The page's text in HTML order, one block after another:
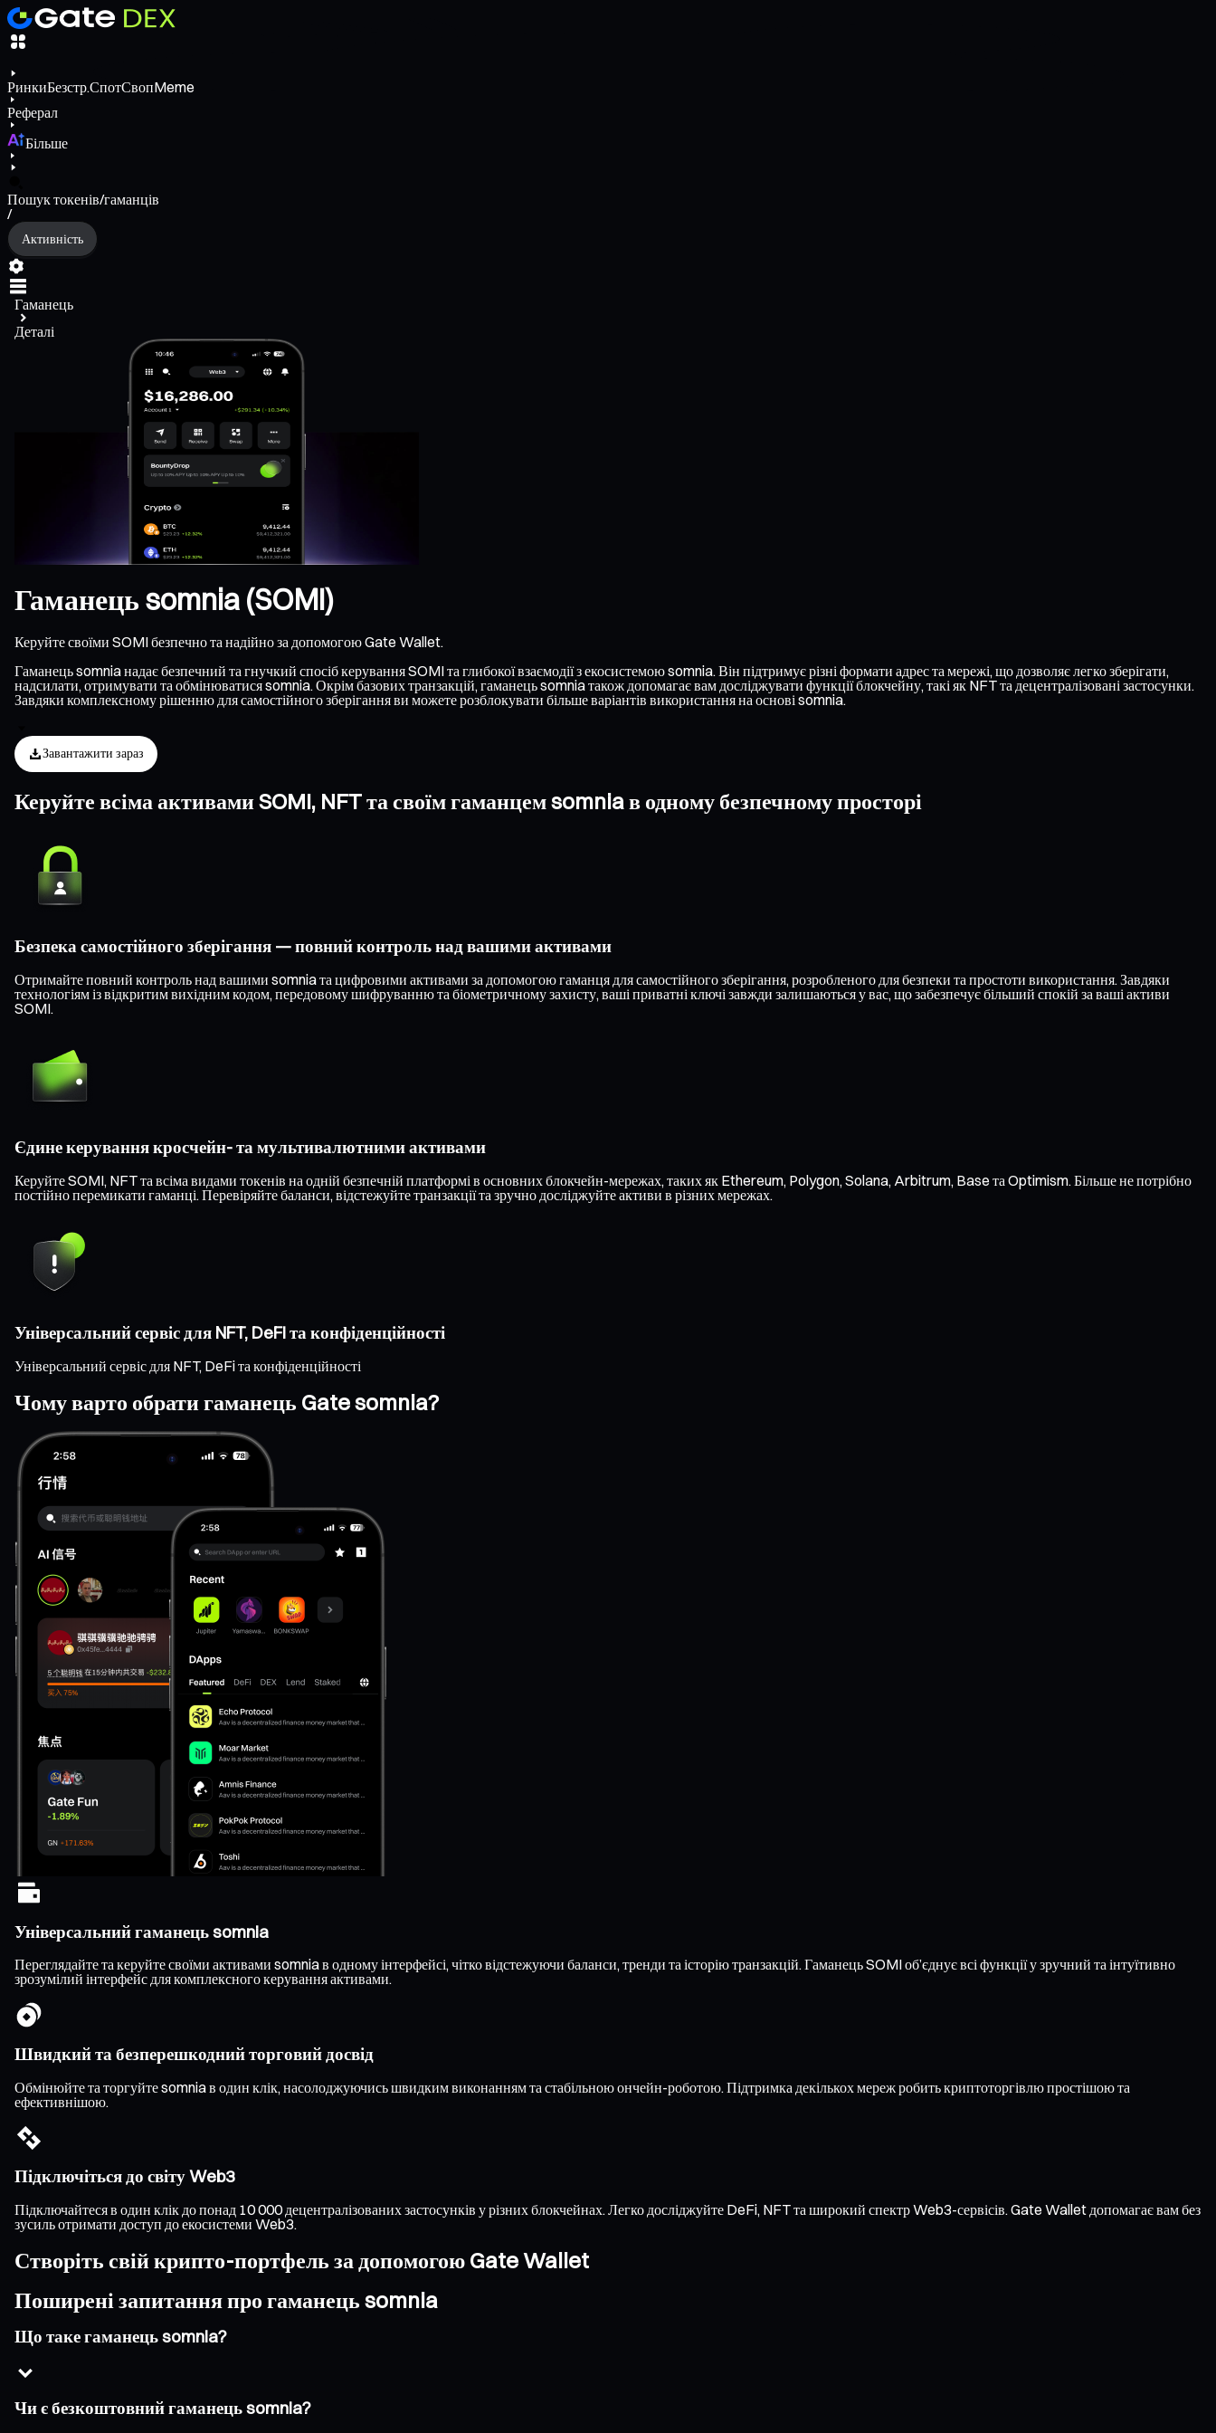
РинкиБезстр.СпотСвопMeme
Реферал
Більше
Пошук токенів/гаманців
/
Активність
Гаманець
Деталі
Гаманець somnia (SOMI)
Керуйте своїми SOMI безпечно та надійно за допомогою Gate Wallet.
Гаманець somnia надає безпечний та гнучкий спосіб керування SOMI та глибокої взаємодії з екосистемою somnia. Він підтримує різні формати адрес та мережі, що дозволяє легко зберігати,
надсилати, отримувати та обмінюватися somnia. Окрім базових транзакцій, гаманець somnia також допомагає вам досліджувати функції блокчейну, такі як NFT та децентралізовані застосунки.
Завдяки комплексному рішенню для самостійного зберігання ви можете розблокувати більше варіантів використання на основі somnia.
Завантажити зараз
Керуйте всіма активами SOMI, NFT та своїм гаманцем somnia в одному безпечному просторі
Безпека самостійного зберігання — повний контроль над вашими активами
Отримайте повний контроль над вашими somnia та цифровими активами за допомогою гаманця для самостійного зберігання, розробленого для безпеки та простоти використання. Завдяки
технологіям із відкритим вихідним кодом, передовому шифруванню та біометричному захисту, ваші приватні ключі завжди залишаються у вас, що забезпечує більший спокій за ваші активи
SOMI.
Єдине керування кросчейн- та мультивалютними активами
Керуйте SOMI, NFT та всіма видами токенів на одній безпечній платформі в основних блокчейн-мережах, таких як Ethereum, Polygon, Solana, Arbitrum, Base та Optimism. Більше не потрібно
постійно перемикати гаманці. Перевіряйте баланси, відстежуйте транзакції та зручно досліджуйте активи в різних мережах.
Універсальний сервіс для NFT, DeFi та конфіденційності
Універсальний сервіс для NFT, DeFi та конфіденційності
Чому варто обрати гаманець Gate somnia?
Універсальний гаманець somnia
Переглядайте та керуйте своїми активами somnia в одному інтерфейсі, чітко відстежуючи баланси, тренди та історію транзакцій. Гаманець SOMI об’єднує всі функції у зручний та інтуїтивно
зрозумілий інтерфейс для комплексного керування активами.
Швидкий та безперешкодний торговий досвід
Обмінюйте та торгуйте somnia в один клік, насолоджуючись швидким виконанням та стабільною ончейн-роботою. Підтримка декількох мереж робить криптоторгівлю простішою та
ефективнішою.
Підключіться до світу Web3
Підключайтеся в один клік до понад 10 000 децентралізованих застосунків у різних блокчейнах. Легко досліджуйте DeFi, NFT та широкий спектр Web3-сервісів. Gate Wallet допомагає вам без
зусиль отримати доступ до екосистеми Web3.
Створіть свій крипто-портфель за допомогою Gate Wallet
Поширені запитання про гаманець somnia
Що таке гаманець somnia?
Чи є безкоштовний гаманець somnia?